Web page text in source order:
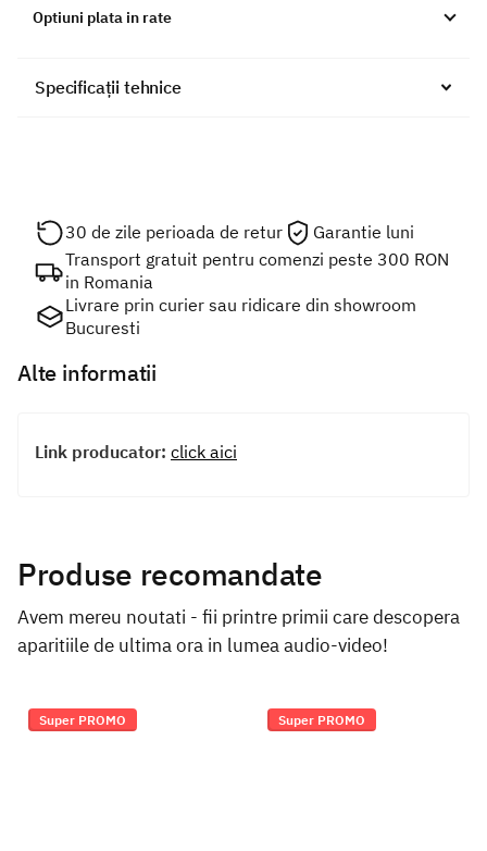
Optiuni plata in rate
Specificații tehnice
30 de zile perioada de retur
Garantie luni
Transport gratuit pentru comenzi peste 300 RON
in Romania
Livrare prin curier sau ridicare din showroom
Bucuresti
Alte informatii
Link producator: click aici
Produse recomandate
Avem mereu noutati - fii printre primii care descopera
aparitiile de ultima ora in lumea audio-video!
Super PROMO Super PROMO